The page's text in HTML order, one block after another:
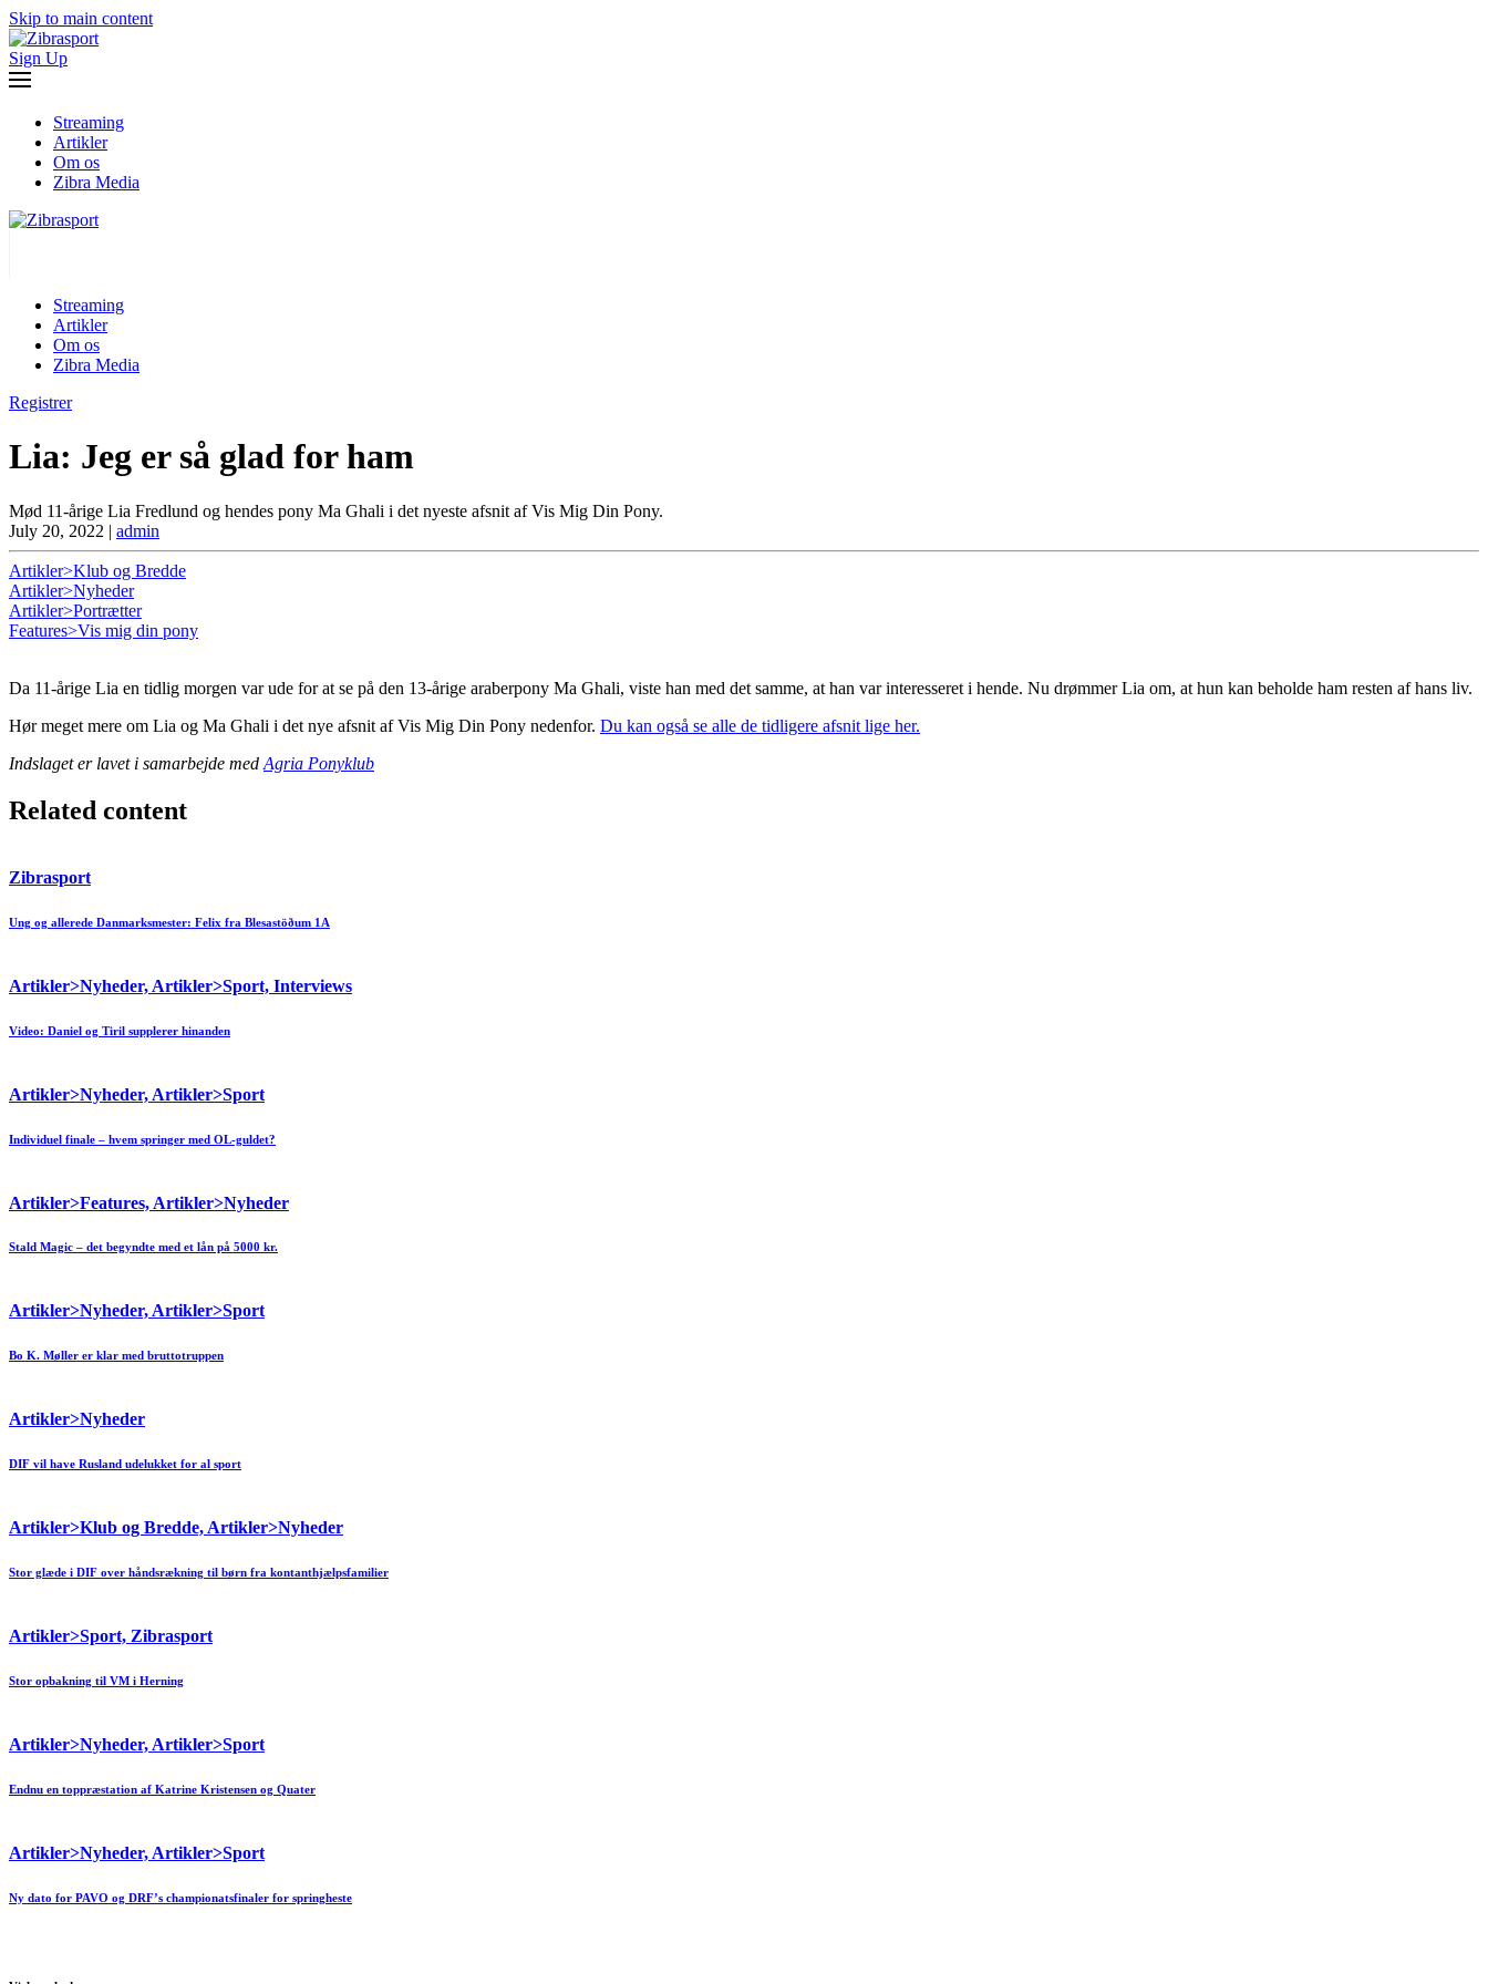
Skip to main content
Sign Up
Streaming
Artikler
Om os
Zibra Media
Streaming
Artikler
Om os
Zibra Media
Registrer
Lia: Jeg er så glad for ham
Mød 11-årige Lia Fredlund og hendes pony Ma Ghali i det nyeste afsnit af Vis Mig Din Pony.
July 20, 2022 | admin
Artikler>Klub og Bredde
Artikler>Nyheder
Artikler>Portrætter
Features>Vis mig din pony
Da 11-årige Lia en tidlig morgen var ude for at se på den 13-årige araberpony Ma Ghali, viste han med det samme, at han var interesseret i hende. Nu drømmer Lia om, at hun kan beholde ham resten af hans liv.
Hør meget mere om Lia og Ma Ghali i det nye afsnit af Vis Mig Din Pony nedenfor. Du kan også se alle de tidligere afsnit lige her.
Indslaget er lavet i samarbejde med Agria Ponyklub
Related content
Zibrasport
Ung og allerede Danmarksmester: Felix fra Blesastöðum 1A
Artikler>Nyheder, Artikler>Sport, Interviews
Video: Daniel og Tiril supplerer hinanden
Artikler>Nyheder, Artikler>Sport
Individuel finale – hvem springer med OL-guldet?
Artikler>Features, Artikler>Nyheder
Stald Magic – det begyndte med et lån på 5000 kr.
Artikler>Nyheder, Artikler>Sport
Bo K. Møller er klar med bruttotruppen
Artikler>Nyheder
DIF vil have Rusland udelukket for al sport
Artikler>Klub og Bredde, Artikler>Nyheder
Stor glæde i DIF over håndsrækning til børn fra kontanthjælpsfamilier
Artikler>Sport, Zibrasport
Stor opbakning til VM i Herning
Artikler>Nyheder, Artikler>Sport
Endnu en toppræstation af Katrine Kristensen og Quater
Artikler>Nyheder, Artikler>Sport
Ny dato for PAVO og DRF’s championatsfinaler for springheste